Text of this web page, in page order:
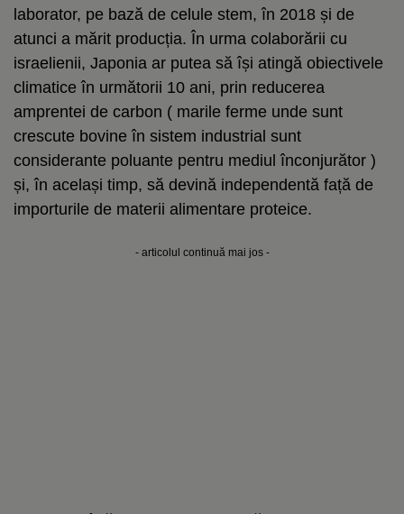
laborator, pe bază de celule stem, în 2018 și de
atunci a mărit producția. În urma colaborării cu
israelienii, Japonia ar putea să își atingă obiectivele
climatice în următorii 10 ani, prin reducerea
amprentei de carbon ( marile ferme unde sunt
crescute bovine în sistem industrial sunt
considerante poluante pentru mediul înconjurător )
și, în același timp, să devină independentă față de
importurile de materii alimentare proteice.
- articolul continuă mai jos -